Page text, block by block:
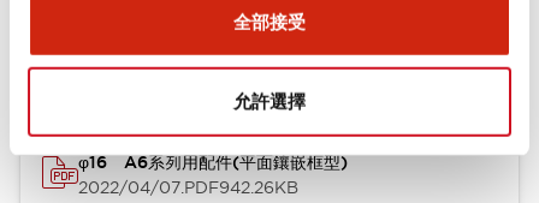
全部接受
允許選擇
型錄和宣傳手冊 CAD檔 認證與標準 技術文件
φ16 A6系列用配件(平面鑲嵌框型)
2022/04/07.PDF942.26KB